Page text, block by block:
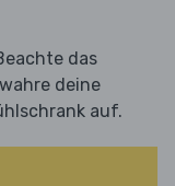
das
deine
auf.